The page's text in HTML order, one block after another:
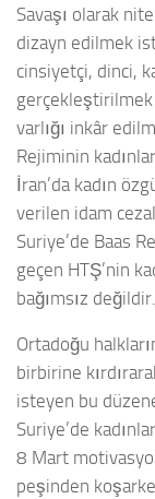
Savaşı olarak
dizayn edilmek
cinsiyetçi, dinci,
gerçekleştirilmek
varlığı inkâr
Rejiminin
İran’da kadın
verilen idam
Suriye’de Baas
geçen HTŞ’nin
bağımsız değildir.
Ortadoğu
birbirine
isteyen bu
Suriye’de
8 Mart
peşinden